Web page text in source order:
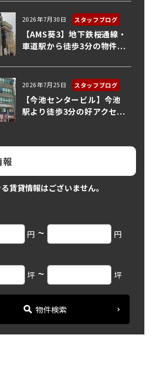
2026年7月30日 スタッフブログ
【AMS葵3】地下鉄桜通線・
車道駅から徒歩3分の物件...
2026年7月25日 スタッフブログ
【今池センタービル】今池
駅より徒歩3分の好アクセ...
報
賃貸情報はございません。
円 ~ 円
坪 ~ 坪
物件検索